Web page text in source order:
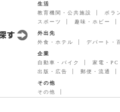
生活
教育機関・公共施設
ボラ
スポーツ
趣味・ホビー
外出先
外食・ホテル
デパート・
企業
自動車・バイク
家電・PC
出版・広告
郵便・流通
その他
その他